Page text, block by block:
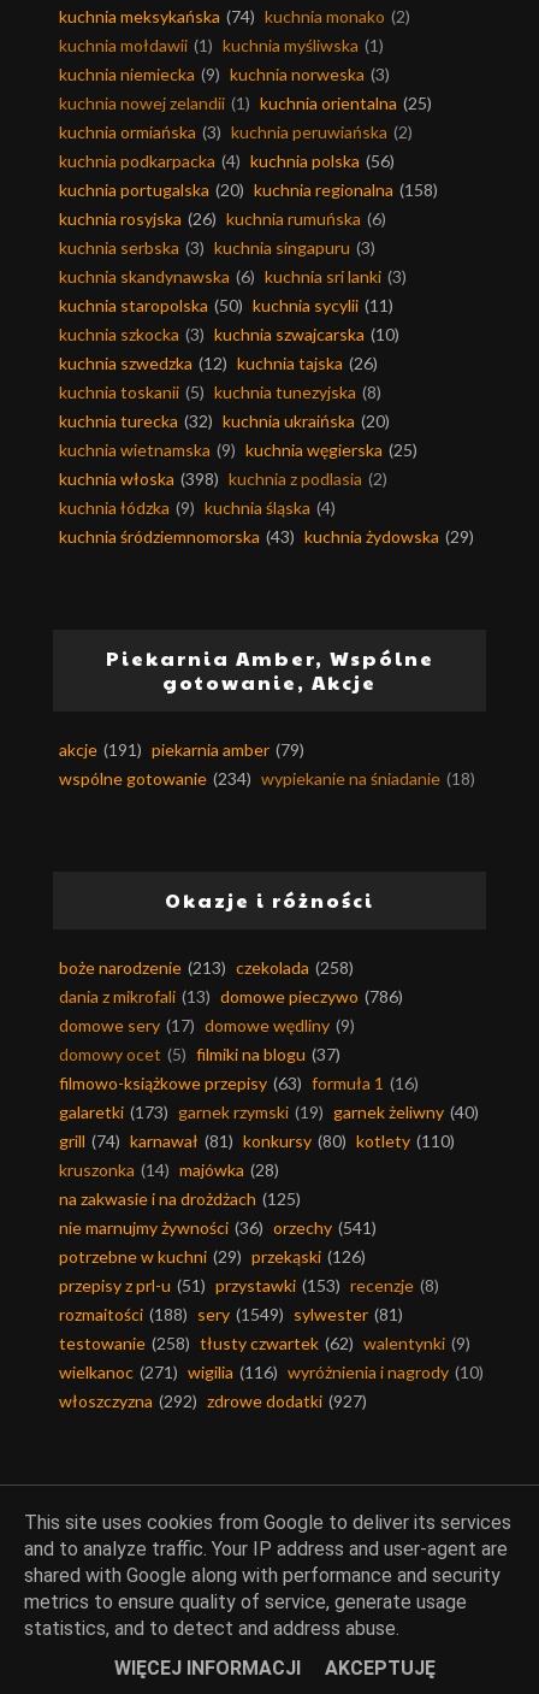
kuchnia meksykańska (74) kuchnia monako (2)
kuchnia mołdawii (1) kuchnia myśliwska (1)
kuchnia niemiecka (9) kuchnia norweska (3)
kuchnia nowej zelandii (1) kuchnia orientalna (25)
kuchnia ormiańska (3) kuchnia peruwiańska (2)
kuchnia podkarpacka (4) kuchnia polska (56)
kuchnia portugalska (20) kuchnia regionalna (158)
kuchnia rosyjska (26) kuchnia rumuńska (6)
kuchnia serbska (3) kuchnia singapuru (3)
kuchnia skandynawska (6) kuchnia sri lanki (3)
kuchnia staropolska (50) kuchnia sycylii (11)
kuchnia szkocka (3) kuchnia szwajcarska (10)
kuchnia szwedzka (12) kuchnia tajska (26)
kuchnia toskanii (5) kuchnia tunezyjska (8)
kuchnia turecka (32) kuchnia ukraińska (20)
kuchnia wietnamska (9) kuchnia węgierska (25)
kuchnia włoska (398) kuchnia z podlasia (2)
kuchnia łódzka (9) kuchnia śląska (4)
kuchnia śródziemnomorska (43) kuchnia żydowska (29)
Piekarnia Amber, Wspólne
gotowanie, Akcje
akcje (191) piekarnia amber (79)
wspólne gotowanie (234) wypiekanie na śniadanie (18)
Okazje i różności
boże narodzenie (213) czekolada (258)
dania z mikrofali (13) domowe pieczywo (786)
domowe sery (17) domowe wędliny (9)
domowy ocet (5) filmiki na blogu (37)
filmowo-książkowe przepisy (63) formuła 1 (16)
galaretki (173) garnek rzymski (19) garnek żeliwny (40)
grill (74) karnawał (81) konkursy (80) kotlety (110)
kruszonka (14) majówka (28)
na zakwasie i na drożdżach (125)
nie marnujmy żywności (36) orzechy (541)
potrzebne w kuchni (29) przekąski (126)
przepisy z prl-u (51) przystawki (153) recenzje (8)
rozmaitości (188) sery (1549) sylwester (81)
testowanie (258) tłusty czwartek (62) walentynki (9)
wielkanoc (271) wigilia (116) wyróżnienia i nagrody (10)
włoszczyzna (292) zdrowe dodatki (927)
Znani kucharze
ania starmach (3) bil granger (1)
donna hay
(5) ewa wachowicz (6) george calombaris
jamie oliver (75) jeffrey hamelman (2) magda gessler
This site uses cookies from Google to deliver its services
and to analyze traffic. Your IP address and user-agent are
shared with Google along with performance and security
metrics to ensure quality of service, generate usage
statistics, and to detect and address abuse.
WIĘCEJ INFORMACJI
AKCEPTUJĘ